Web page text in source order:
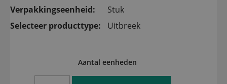
Verpakkingseenheid:
Stuk
Selecteer producttype:
Uitbreek
Aantal eenheden